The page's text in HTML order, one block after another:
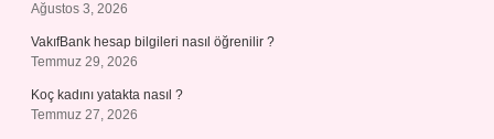
Ağustos 3, 2026
VakıfBank hesap bilgileri nasıl öğrenilir ?
Temmuz 29, 2026
Koç kadını yatakta nasıl ?
Temmuz 27, 2026